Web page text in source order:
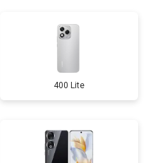
400 Lite